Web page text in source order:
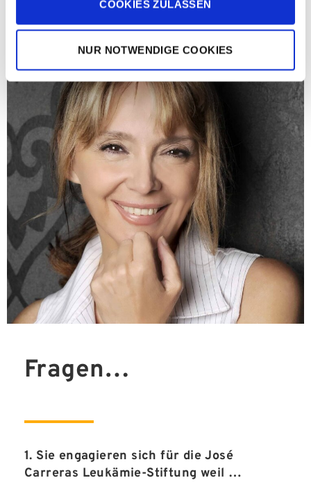
COOKIES ZULASSEN
NUR NOTWENDIGE COOKIES
Fragen…
1. Sie engagieren sich für die José
Carreras Leukämie-Stiftung weil …